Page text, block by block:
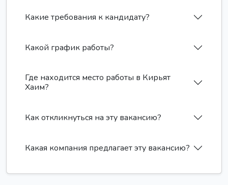
Какие требования к кандидату?
Какой график работы?
Где находится место работы в Кирьят
Хаим?
Как откликнуться на эту вакансию?
Какая компания предлагает эту вакансию?